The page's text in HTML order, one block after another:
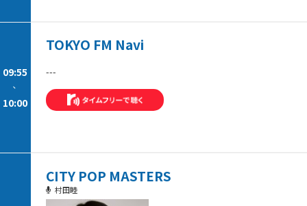
09:55
-
10:00
TOKYO FM Navi
---
CITY POP MASTERS
村田睦